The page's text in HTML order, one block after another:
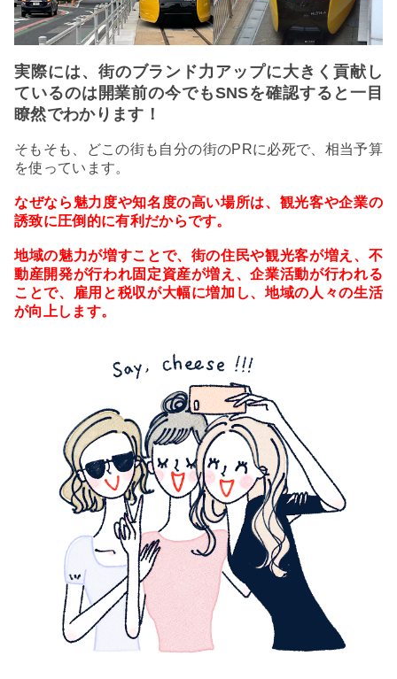
実際には、街のブランド力アップに大きく貢献し
ているのは開業前の今でもSNSを確認すると一目
瞭然でわかります！
そもそも、どこの街も自分の街のPRに必死で、相当予算
を使っています。
なぜなら魅力度や知名度の高い場所は、観光客や企業の
誘致に圧倒的に有利だからです。
地域の魅力が増すことで、街の住民や観光客が増え、不
動産開発が行われ固定資産が増え、企業活動が行われる
ことで、雇用と税収が大幅に増加し、地域の人々の生活
が向上します。